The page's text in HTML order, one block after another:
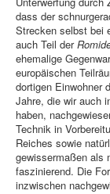
dass der
Strecken selbst bei
auch Teil der
ehemalige
europäischen
dortigen Einwohner
Jahre, die wir auch
haben,
Technik in
Reiches sowie
gewissermaßen als
faszinierend. Die
inzwischen